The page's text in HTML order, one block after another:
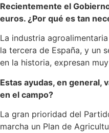
Recientemente el
euros. ¿Por qué es tan
La industria
la tercera de España, y un
en la historia, expresan
Estas ayudas, en general,
en el campo?
La gran prioridad del
marcha un Plan de